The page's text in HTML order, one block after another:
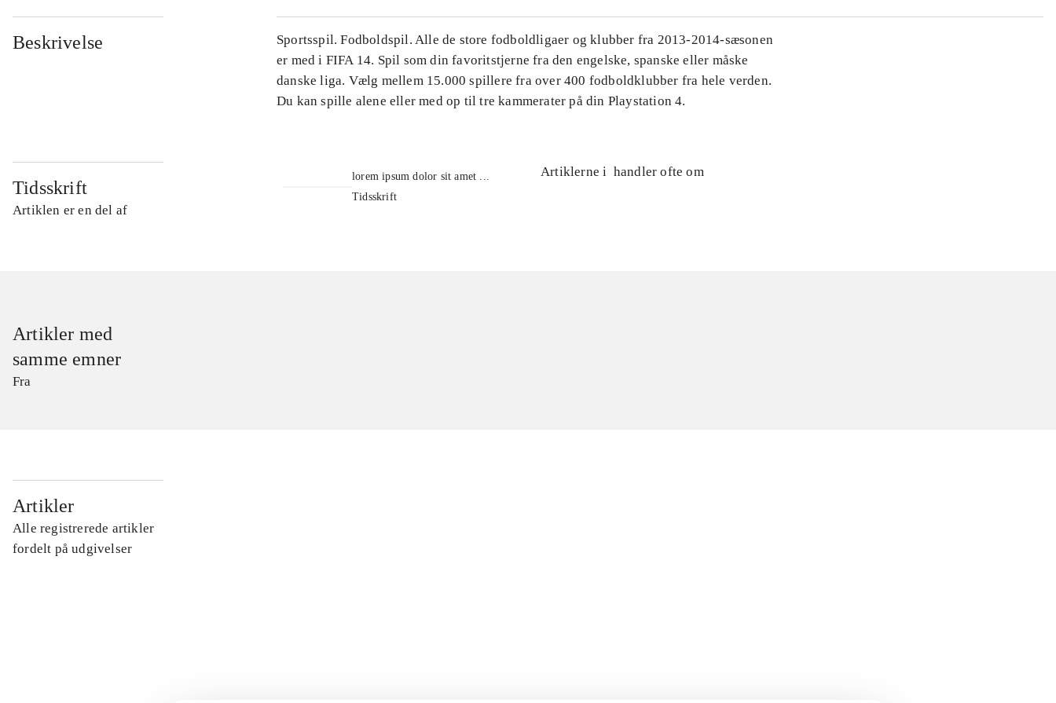
Beskrivelse
Sportsspil. Fodboldspil. Alle de store fodboldligaer og klubber fra 2013-2014-sæsonen
er med i FIFA 14. Spil som din favoritstjerne fra den engelske, spanske eller måske
danske liga. Vælg mellem 15.000 spillere fra over 400 fodboldklubber fra hele verden.
Du kan spille alene eller med op til tre kammerater på din Playstation 4.
Tidsskrift
Artiklen er en del af
lorem ipsum dolor sit amet ...
Tidsskrift
Artiklerne i handler ofte om
Artikler med
samme emner
Fra
Artikler
Alle registrerede artikler
fordelt på udgivelser